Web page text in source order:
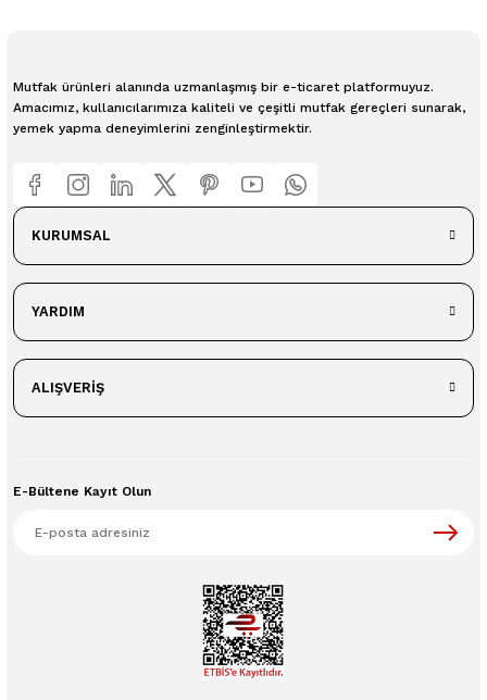
Mutfak ürünleri alanında uzmanlaşmış bir e-ticaret platformuyuz.
Amacımız, kullanıcılarımıza kaliteli ve çeşitli mutfak gereçleri sunarak,
yemek yapma deneyimlerini zenginleştirmektir.
KURUMSAL
YARDIM
ALIŞVERİŞ
E-Bültene Kayıt Olun